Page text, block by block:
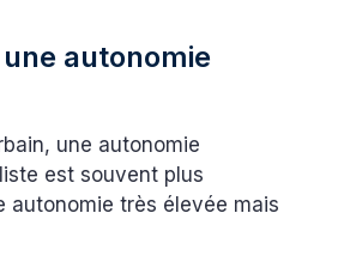
autonomie
une autonomie
est souvent plus
autonomie très élevée mais